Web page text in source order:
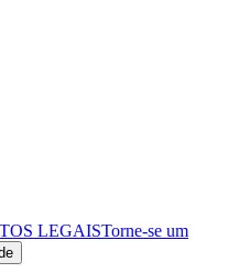
LEGAISTorne-se um